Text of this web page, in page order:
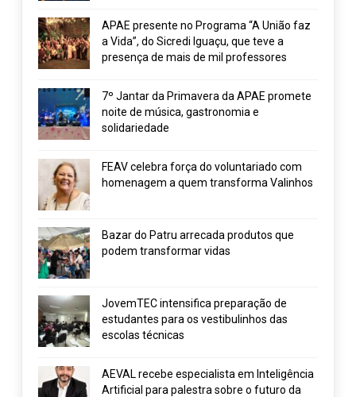
APAE presente no Programa “A União faz
a Vida”, do Sicredi Iguaçu, que teve a
presença de mais de mil professores
7º Jantar da Primavera da APAE promete
noite de música, gastronomia e
solidariedade
FEAV celebra força do voluntariado com
homenagem a quem transforma Valinhos
Bazar do Patru arrecada produtos que
podem transformar vidas
JovemTEC intensifica preparação de
estudantes para os vestibulinhos das
escolas técnicas
AEVAL recebe especialista em Inteligência
Artificial para palestra sobre o futuro da